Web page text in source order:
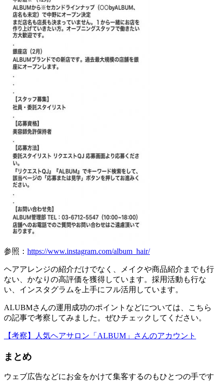
参照： https://www.instagram.com/album_hair/
ヘアアレンジの紹介だけでなく、メイクや商品紹介までも行
ない、かなりの高評価を獲得しています。採用活動も行な
い、インスタグラムを上手にフル活用しています。
ALUBMさんの運用成功のポイントなどについては、こちら
の記事で考察してみました。ぜひチェックしてください。
【考察】人気ヘアサロン「ALBUM」さんのアカウント
まとめ
ウェブ広告などにお金をかけて集客するのもひとつの手です